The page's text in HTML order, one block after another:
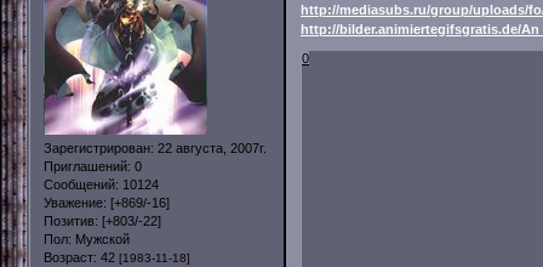
Зарегистрирован: 22 августа, 2007г.
Приглашений: 0
Сообщений: 10124
Уважение: [+869/-16]
Позитив: [+803/-22]
Пол: Мужской
Возраст: 42 [1983-11-18]
http://mediasubs.ru/group/uploads/
http://bilder.animiertegifsgratis.de/
0